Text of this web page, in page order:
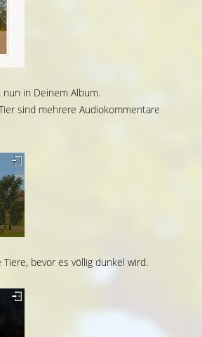
in Deinem Album.
sind mehrere Audiokommentare
bevor es völlig dunkel wird.